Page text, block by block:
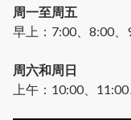
周一至周五
早上：7:00、8:00、
周六和周日
上午：10:00、